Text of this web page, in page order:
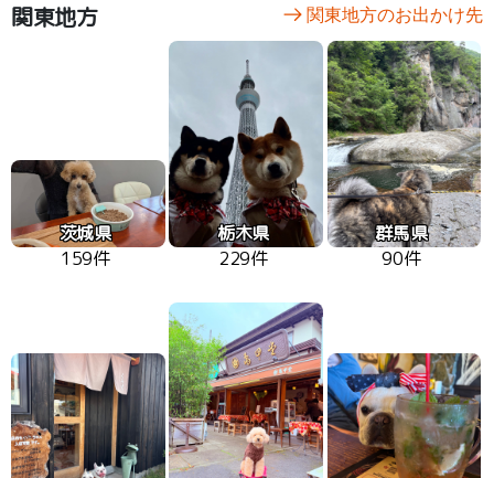
関東地方 関東地方のお出かけ先
茨城県
159件
栃木県
229件
群馬県
90件